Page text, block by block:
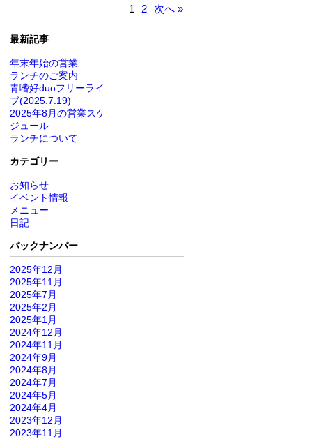
1 2 次へ »
最新記事
年末年始の営業
ランチのご案内
青嗜好duoフリーライ
ブ(2025.7.19)
2025年8月の営業スケ
ジュール
ランチについて
カテゴリー
お知らせ
イベント情報
メニュー
日記
バックナンバー
2025年12月
2025年11月
2025年7月
2025年2月
2025年1月
2024年12月
2024年11月
2024年9月
2024年8月
2024年7月
2024年5月
2024年4月
2023年12月
2023年11月